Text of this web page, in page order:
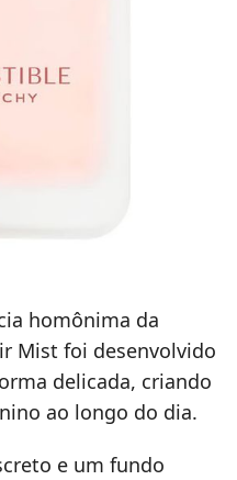
homônima da
Mist foi desenvolvido
delicada, criando
ao longo do dia.
e um fundo